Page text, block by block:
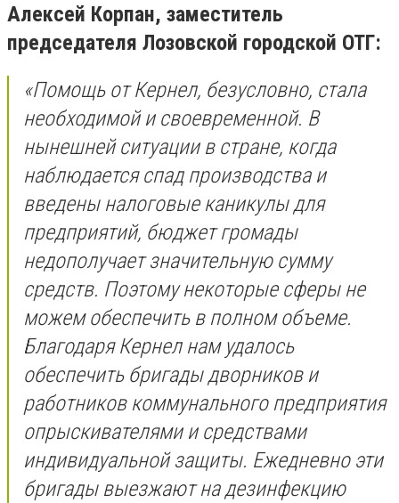
Алексей Корпан, заместитель
председателя Лозовской городской ОТГ:
«Помощь от Кернел, безусловно, стала
необходимой и своевременной. В
нынешней ситуации в стране, когда
наблюдается спад производства и
введены налоговые каникулы для
предприятий, бюджет громады
недополучает значительную сумму
средств. Поэтому некоторые сферы не
можем обеспечить в полном объеме.
Благодаря Кернел нам удалось
обеспечить бригады дворников и
работников коммунального предприятия
опрыскивателями и средствами
индивидуальной защиты. Ежедневно эти
бригады выезжают на дезинфекцию